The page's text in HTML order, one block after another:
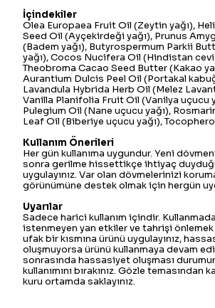
İçindekiler
Olea Europaea Fruit Oil (Zeytin yağı),
Seed Oil (Ayçekirdeği yağı), Prunus
(Badem yağı), Butyrospermum Parkii
yağı), Cocos Nucifera Oil (Hindistan
Theobroma Cacao Seed Butter (Kakao
Aurantium Dulcis Peel Oil (Portakal
Lavandula Hybrida Herb Oil (Melez
Vanilla Planifolia Fruit Oil (Vanilya uçucu
Pulegium Oil (Nane uçucu yağı),
Leaf Oil (Biberiye uçucu yağı),
Kullanım Önerileri
Her gün kullanıma uygundur. Yeni
sonra gerilme hissettikçe ihtiyaç
uygulayınız. Var olan dövmelerinizi
görünümüne destek olmak için hergün
Uyarılar
Sadece harici kullanım içindir.
istenmeyen yan etkiler ve tahrişi
ufak bir kısmına ürünü uygulayınız,
oluşmuyorsa ürünü kullanmaya devam
sonrasında hassasiyet oluşması
kullanımını bırakınız. Gözle temasından
kuru ortamda saklayınız.